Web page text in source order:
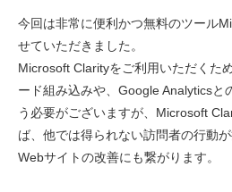
今回は非常に便利かつ無料のツール
せていただきました。
Microsoft Clarityをご利用いただくた
ード組み込みや、Google Analyticsと
う必要がございますが、Microsoft
ば、他では得られない訪問者の行動
Webサイトの改善にも繋がります。